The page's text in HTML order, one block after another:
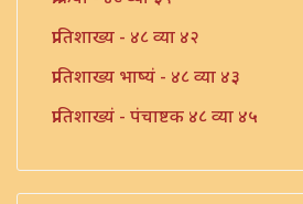
प्रातिशाख्य - ४८ व्या ४२
प्रातिशाख्य भाष्यं - ४८ व्या ४३
प्रातिशाख्यं - पंचाष्टक ४८ व्या ४५
भट्टोजी - लकारार्थप्रक्रिया - ४८/ व्या./५६